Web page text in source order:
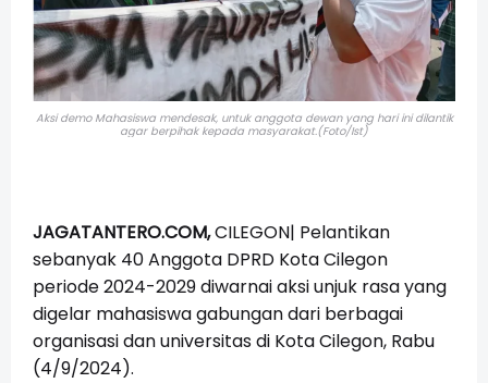
Aksi demo Mahasiswa mendesak, untuk anggota dewan yang hari ini dilantik
agar berpihak kepada masyarakat.(Foto/Ist)
JAGATANTERO.COM,CILEGON| Pelantikan
sebanyak 40 Anggota DPRD Kota Cilegon
periode 2024-2029 diwarnai aksi unjuk rasa yang
digelar mahasiswa gabungan dari berbagai
organisasi dan universitas di Kota Cilegon, Rabu
(4/9/2024).